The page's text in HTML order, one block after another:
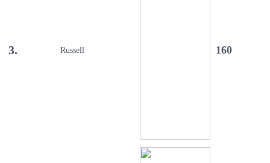
3. Russell 160